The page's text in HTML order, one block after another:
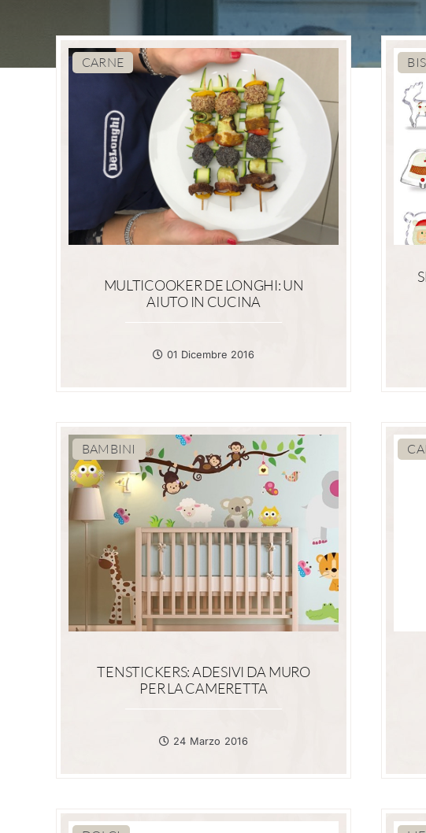
CARNE
MULTICOOKER DE LONGHI: UN
AIUTO IN CUCINA
01 Dicembre 2016
BAMBINI
TENSTICKERS: ADESIVI DA MURO
PER LA CAMERETTA
24 Marzo 2016